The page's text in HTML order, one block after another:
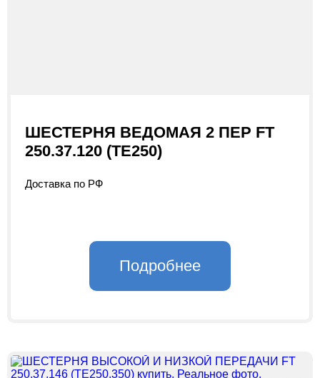
ШЕСТЕРНЯ ВЕДОМАЯ 2 ПЕР FT
250.37.120 (TE250)
Доставка по РФ
Подробнее